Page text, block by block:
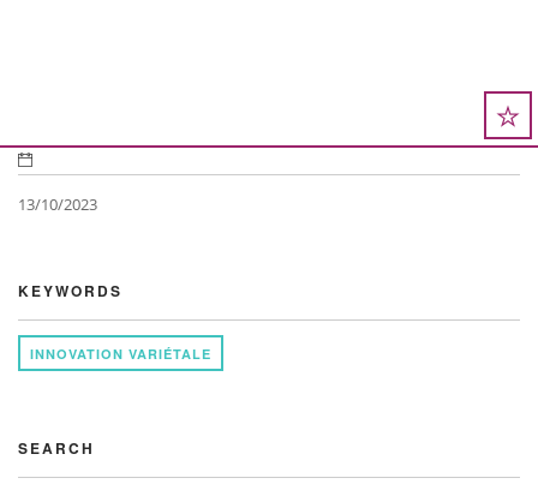
13/10/2023
KEYWORDS
INNOVATION VARIÉTALE
SEARCH